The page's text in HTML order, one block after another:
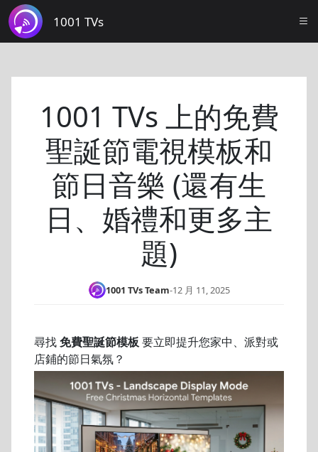
1001 TVs
1001 TVs 上的免費
聖誕節電視模板和
節日音樂 (還有生
日、婚禮和更多主
題)
1001 TVs Team-12 月 11, 2025
尋找免費聖誕節模板要立即提升您家中、派對或
店鋪的節日氣氛？